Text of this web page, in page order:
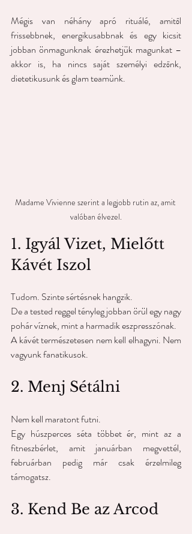
Mégis van néhány apró rituálé, amitől
frissebbnek, energikusabbnak és egy kicsit
jobban önmagunknak érezhetjük magunkat –
akkor is, ha nincs saját személyi edzőnk,
dietetikusunk és glam teamünk.
Madame Vivienne szerint a legjobb rutin az, amit
valóban élvezel.
1. Igyál Vizet, Mielőtt
Kávét Iszol
Tudom. Szinte sértésnek hangzik.
De a tested reggel tényleg jobban örül egy nagy
pohár víznek, mint a harmadik eszpresszónak.
A kávét természetesen nem kell elhagyni. Nem
vagyunk fanatikusok.
2. Menj Sétálni
Nem kell maratont futni.
Egy húszperces séta többet ér, mint az a
fitneszbérlet, amit januárban megvettél,
februárban pedig már csak érzelmileg
támogatsz.
3. Kend Be az Arcod